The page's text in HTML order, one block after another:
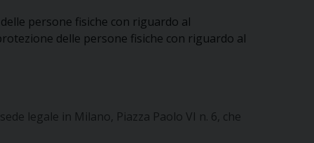
persone fisiche con riguardo al
delle persone fisiche con riguardo al
legale in Milano, Piazza Paolo VI n. 6, che